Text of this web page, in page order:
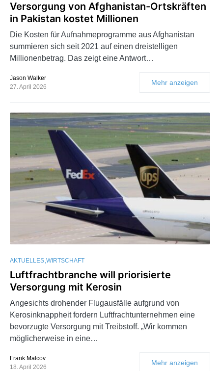
Versorgung von Afghanistan-Ortskräften
in Pakistan kostet Millionen
Die Kosten für Aufnahmeprogramme aus Afghanistan
summieren sich seit 2021 auf einen dreistelligen
Millionenbetrag. Das zeigt eine Antwort…
Jason Walker
27. April 2026
Mehr anzeigen
AKTUELLES WIRTSCHAFT
Luftfrachtbranche will priorisierte
Versorgung mit Kerosin
Angesichts drohender Flugausfälle aufgrund von
Kerosinknappheit fordern Luftfrachtunternehmen eine
bevorzugte Versorgung mit Treibstoff. „Wir kommen
möglicherweise in eine…
Frank Malcov
18. April 2026
Mehr anzeigen